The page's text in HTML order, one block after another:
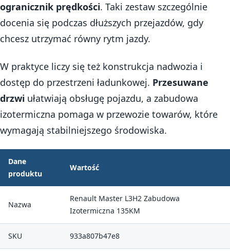
ogranicznik prędkości. Taki zestaw szczególnie
docenia się podczas dłuższych przejazdów, gdy
chcesz utrzymać równy rytm jazdy.
W praktyce liczy się też konstrukcja nadwozia i
dostęp do przestrzeni ładunkowej. Przesuwane
drzwi ułatwiają obsługę pojazdu, a zabudowa
izotermiczna pomaga w przewozie towarów, które
wymagają stabilniejszego środowiska.
Dane
produktu
Wartość
Nazwa
Renault Master L3H2 Zabudowa
Izotermiczna 135KM
SKU 933a807b47e8